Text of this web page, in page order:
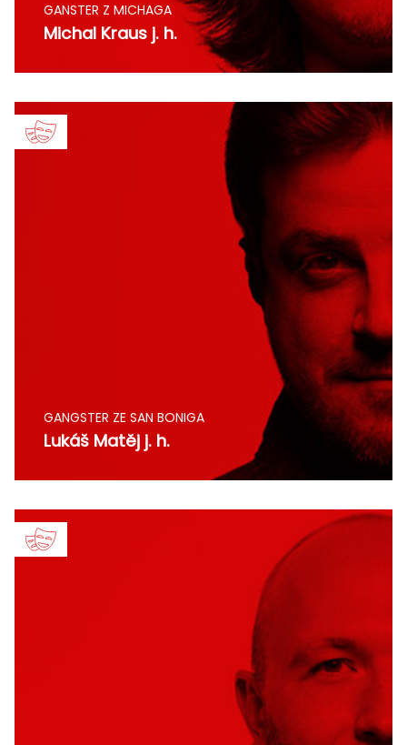
GANSTER Z MICHAGA
Michal Kraus j. h.
GANGSTER ZE SAN BONIGA
Lukáš Matěj j. h.